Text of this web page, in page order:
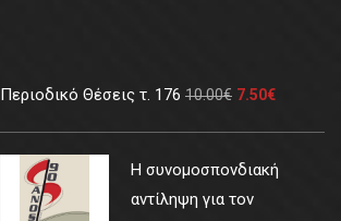
Περιοδικό Θέσεις τ. 176 10.00€ 7.50€
Η συνομοσπονδιακή
αντίληψη για τον